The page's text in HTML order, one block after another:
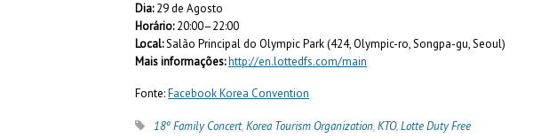
Dia:29 de Agosto
Horário:20:00–22:00
Local:Salão Principal do Olympic Park (424, Olympic-ro, Songpa-gu, Seoul)
Mais informações:http://en.lottedfs.com/main
Fonte:Facebook Korea Convention
18º Family Concert,Korea Tourism Organization,KTO,Lotte Duty Free